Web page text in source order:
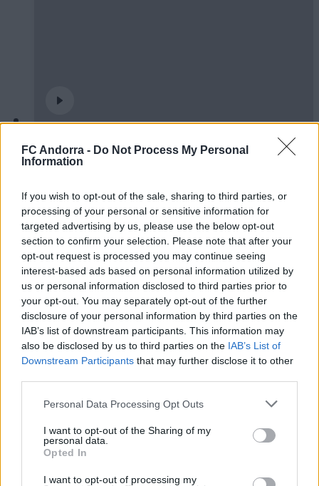
FC Andorra - Do Not Process My Personal
Information
If you wish to opt-out of the sale, sharing to third parties, or
processing of your personal or sensitive information for
targeted advertising by us, please use the below opt-out
section to confirm your selection. Please note that after your
opt-out request is processed you may continue seeing
interest-based ads based on personal information utilized by
us or personal information disclosed to third parties prior to
your opt-out. You may separately opt-out of the further
disclosure of your personal information by third parties on the
IAB’s list of downstream participants. This information may
also be disclosed by us to third parties on the IAB’s List of
Downstream Participants that may further disclose it to other
Personal Data Processing Opt Outs
I want to opt-out of the Sharing of my
personal data.
Opted In
I want to opt-out of processing my
El primero de 𝑴𝑶𝑹𝑶́ 𝑺𝑰𝑫𝑰𝑩𝑬 ❤️‍🔥✅
PRIMER EQUIPO
✈️🆕 𝑳𝑨𝑼𝑻𝑨𝑹𝑶 𝑺𝑷𝑨𝑻𝒁, solidez,
contundencia y juego aéreo